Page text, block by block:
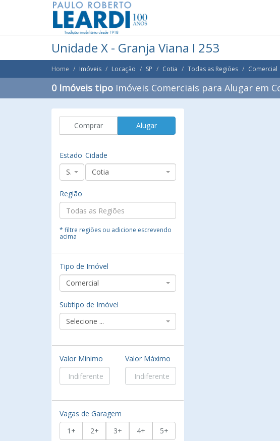
Unidade X - Granja Viana I 253
Home Imóveis Locação SP Cotia Todas as Regiões Comercial
0 Imóveis tipo Imóveis Comerciais para Alugar em
Comprar Alugar
Estado
SP
Cidade
Cotia
Região
* filtre regiões ou adicione escrevendo
acima
Tipo de Imóvel
Comercial
Subtipo de Imóvel
Selecione ...
Valor Mínimo Valor Máximo
Vagas de Garagem
1+
2+ 3+ 4+ 5+